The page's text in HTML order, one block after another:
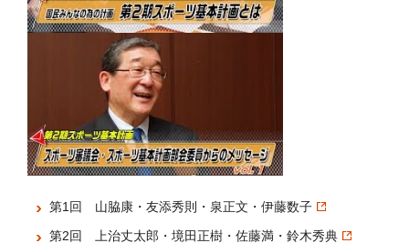
第1回 山脇康・友添秀則・泉正文・伊藤数子
第2回 上治丈太郎・境田正樹・佐藤満・鈴木秀典